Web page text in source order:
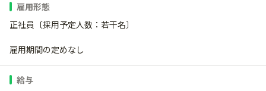
雇用形態
正社員〔採用予定人数：若干名〕
雇用期間の定めなし
給与